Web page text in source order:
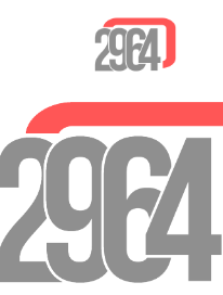
Salir de la versión móvil